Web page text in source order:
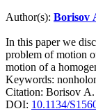
Author(s): Borisov
In this paper we
problem of motion
motion of a
Keywords:
Citation: Borisov A.
DOI: 10.1134/